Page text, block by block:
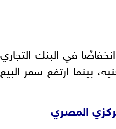
في البنك التجاري
في سعر الشراء حيث سجل 49.0193 جنيه، بينما ارتفع سعر البيع
المصري